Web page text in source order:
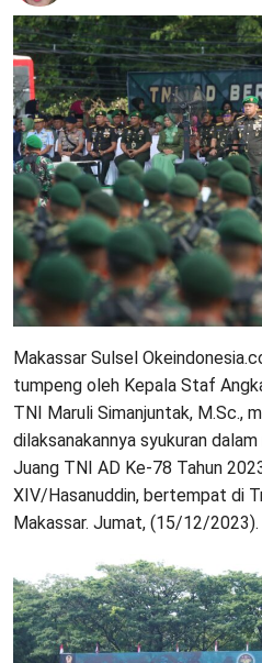
Makassar Sulsel
tumpeng oleh Kepala Staf
TNI Maruli Simanjuntak, M.Sc.,
dilaksanakannya syukuran
Juang TNI AD Ke-78 Tahun
XIV/Hasanuddin, bertempat di
Makassar. Jumat, (15/12/2023).